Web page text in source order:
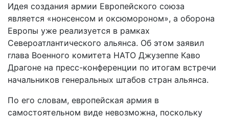
Идея создания армии Европейского союза
является «нонсенсом и оксюмороном», а оборона
Европы уже реализуется в рамках
Североатлантического альянса. Об этом заявил
глава Военного комитета НАТО Джузеппе Каво
Драгоне на пресс-конференции по итогам встречи
начальников генеральных штабов стран альянса.
По его словам, европейская армия в
самостоятельном виде невозможна, поскольку